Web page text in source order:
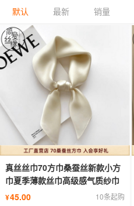
默认 最新 销量
真丝丝巾70方巾桑蚕丝新款小方
巾夏季薄款丝巾高级感气质纱巾
¥45.00 10条起购